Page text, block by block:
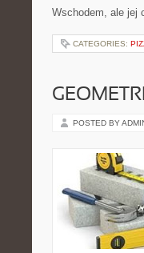
Wschodem, ale jej
CATEGORIES:
POSTED BY